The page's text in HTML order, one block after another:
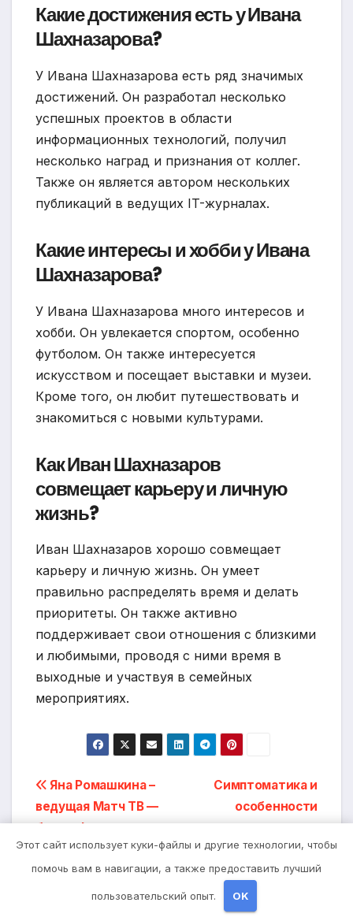
Какие достижения есть у Ивана
Шахназарова?
У Ивана Шахназарова есть ряд значимых
достижений. Он разработал несколько
успешных проектов в области
информационных технологий, получил
несколько наград и признания от коллег.
Также он является автором нескольких
публикаций в ведущих IT-журналах.
Какие интересы и хобби у Ивана
Шахназарова?
У Ивана Шахназарова много интересов и
хобби. Он увлекается спортом, особенно
футболом. Он также интересуется
искусством и посещает выставки и музеи.
Кроме того, он любит путешествовать и
знакомиться с новыми культурами.
Как Иван Шахназаров
совмещает карьеру и личную
жизнь?
Иван Шахназаров хорошо совмещает
карьеру и личную жизнь. Он умеет
правильно распределять время и делать
приоритеты. Он также активно
поддерживает свои отношения с близкими
и любимыми, проводя с ними время в
выходные и участвуя в семейных
мероприятиях.
Навигация
по
записям
Симптоматика и
особенности
локализации липомы
на голове
Яна Ромашкина –
ведущая Матч ТВ —
биография и успехи
Этот сайт использует куки-файлы и другие технологии, чтобы
помочь вам в навигации, а также предоставить лучший
пользовательский опыт. OK